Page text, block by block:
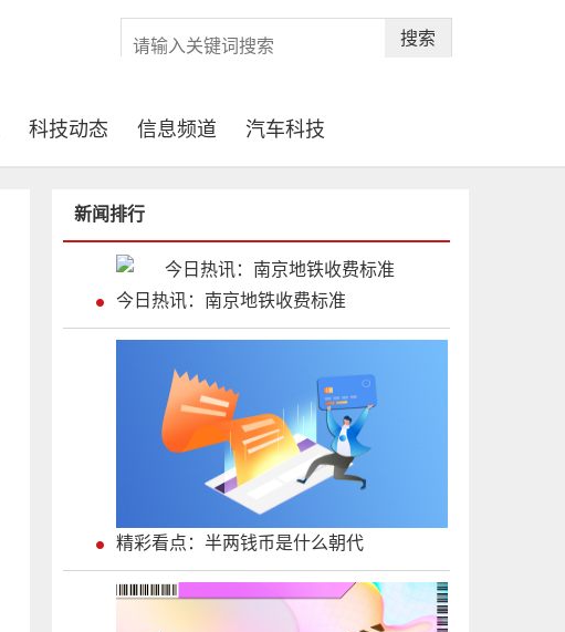
搜索
科技动态 信息频道 汽车科技
新闻排行
今日热讯：南京地铁收费标准
精彩看点：半两钱币是什么朝代